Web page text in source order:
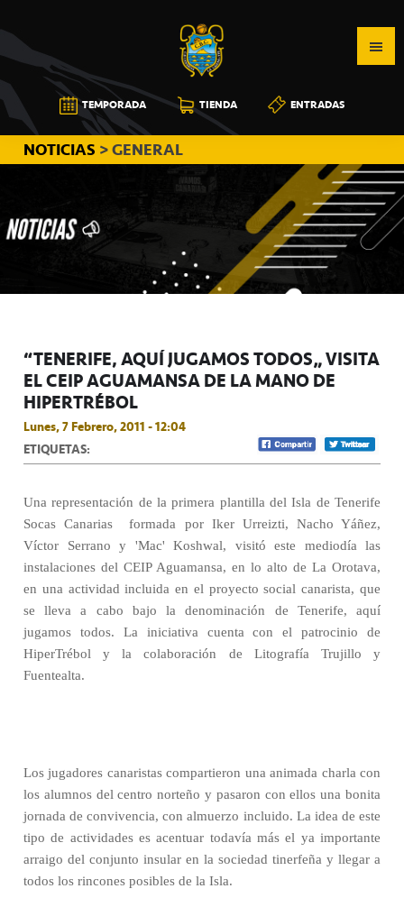
a
la
navegación
principal
al
contenido
principal
a
la
barra
lateral
principal
CB
CANARIAS
TEMPORADA TIENDA ENTRADAS
NOTICIAS > GENERAL
“TENERIFE, AQUÍ JUGAMOS TODOS” VISITA
EL CEIP AGUAMANSA DE LA MANO DE
HIPERTRÉBOL
Lunes, 7 Febrero, 2011 - 12:04
ETIQUETAS:
Una representación de la primera plantilla del Isla de Tenerife
Socas Canarias formada por Iker Urreizti, Nacho Yáñez,
Víctor Serrano y 'Mac' Koshwal, visitó este mediodía las
instalaciones del CEIP Aguamansa, en lo alto de La Orotava,
en una actividad incluida en el proyecto social canarista, que
se lleva a cabo bajo la denominación de Tenerife, aquí
jugamos todos. La iniciativa cuenta con el patrocinio de
HiperTrébol y la colaboración de Litografía Trujillo y
Fuentealta.
Los jugadores canaristas compartieron una animada charla con
los alumnos del centro norteño y pasaron con ellos una bonita
jornada de convivencia, con almuerzo incluido. La idea de este
tipo de actividades es acentuar todavía más el ya importante
arraigo del conjunto insular en la sociedad tinerfeña y llegar a
todos los rincones posibles de la Isla.